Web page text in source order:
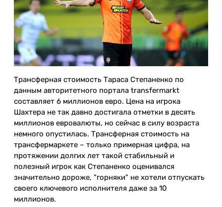
Трансферная стоимость Тараса Степаненко по
данным авторитетного портала transfermarkt
составляет 6 миллионов евро. Цена на игрока
Шахтера не так давно достигала отметки в десять
миллионов евровалюты, но сейчас в силу возраста
немного опустилась. Трансферная стоимость на
трансфермаркете – только примерная цифра, на
протяжении долгих лет такой стабильный и
полезный игрок как Степаненко оценивался
значительно дороже, "горняки" не хотели отпускать
своего ключевого исполнителя даже за 10
миллионов.